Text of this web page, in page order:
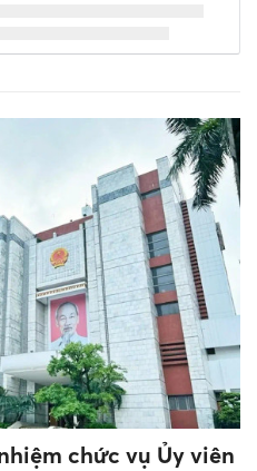
chức vụ Ủy viên